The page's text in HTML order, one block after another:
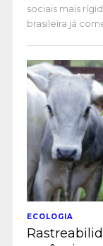
sociais mais
brasileira já
ECOLOGIA